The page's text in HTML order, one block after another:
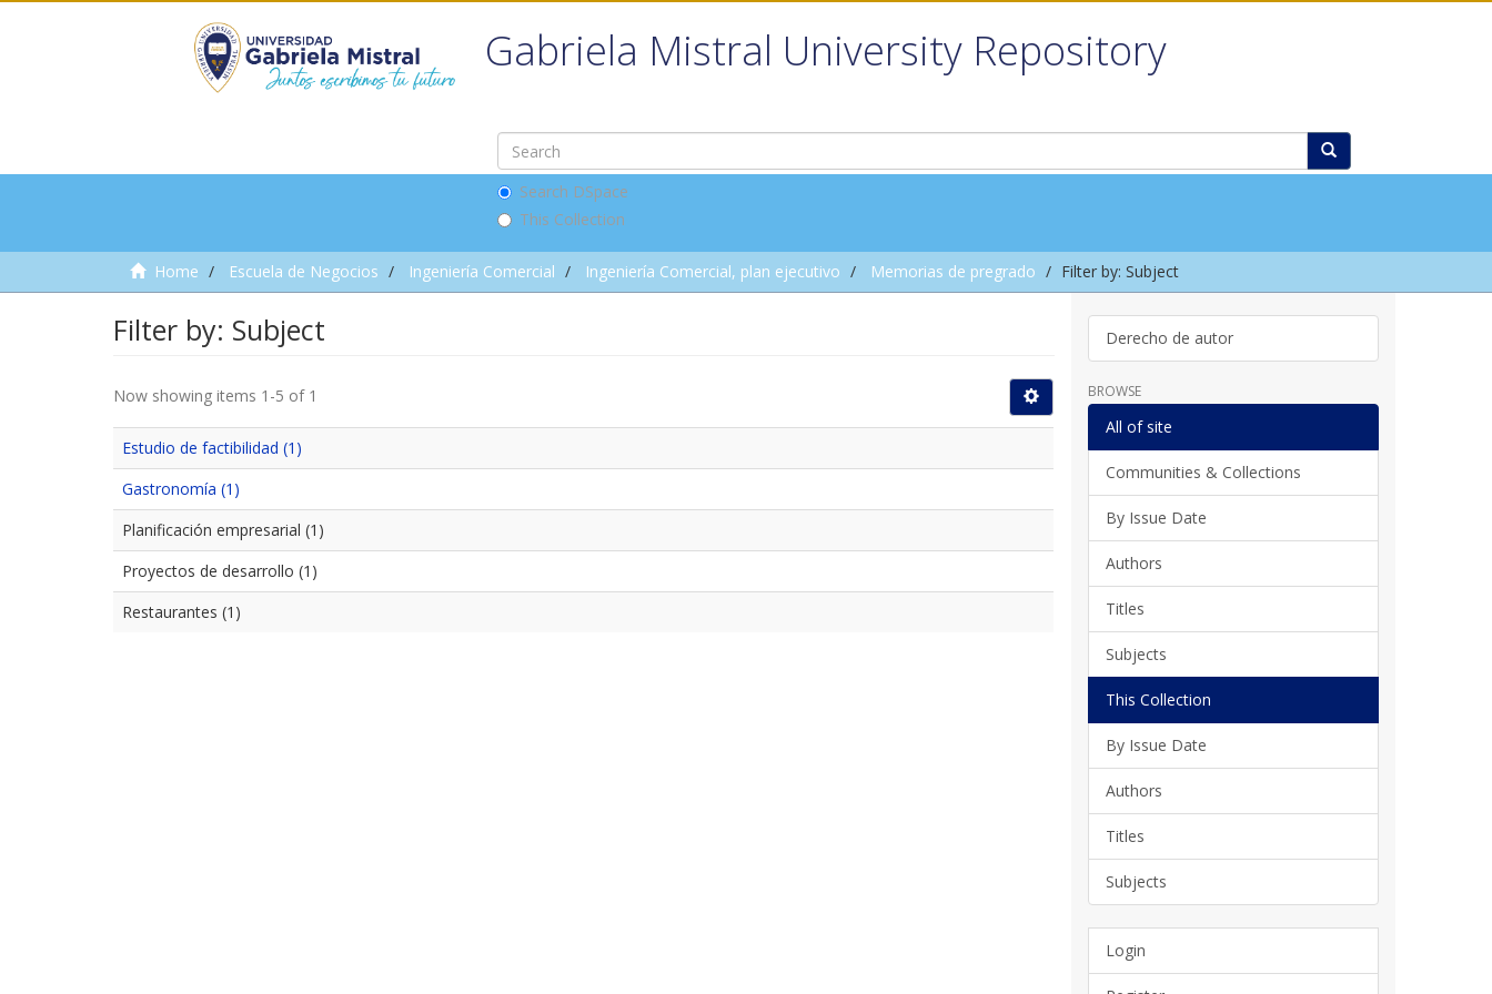
Gabriela Mistral University Repository
Search DSpace
This Collection
Home Escuela de Negocios Ingeniería Comercial Ingeniería Comercial, plan ejecutivo Memorias de pregrado Filter by: Subject
Filter by: Subject
Now showing items 1-5 of 1
Estudio de factibilidad (1)
Gastronomía (1)
Planificación empresarial (1)
Proyectos de desarrollo (1)
Restaurantes (1)
Derecho de autor
BROWSE
All of site
Communities & Collections
By Issue Date
Authors
Titles
Subjects
This Collection
By Issue Date
Authors
Titles
Subjects
Login